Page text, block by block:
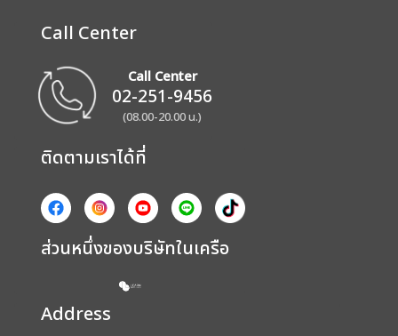
Call Center
Call Center
02-251-9456
(08.00-20.00 น.)
ติดตามเราได้ที่
ส่วนหนึ่งของบริษัทในเครือ
Address